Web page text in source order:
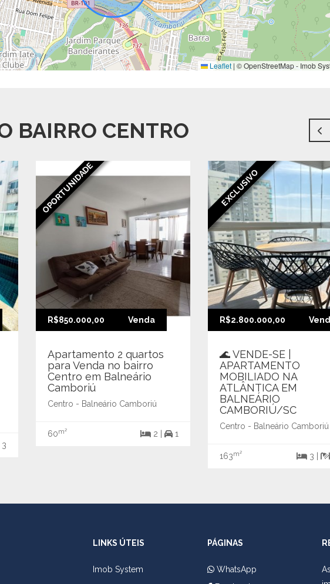
Leaflet | © OpenStreetMap - Imob
BAIRRO CENTRO
3
OPORTUNIDADE
R$850.000,00 Venda
Apartamento 2 quartos
para Venda no bairro
Centro em Balneário
Camboriú
Centro - Balneário Camboriú
60m² 2 | 1
EXCLUSIVO
R$2.800.000,00
🌊 VENDE-SE |
APARTAMENTO
MOBILIADO NA
ATLÂNTICA EM
BALNEÁRIO
CAMBORIÚ/SC
Centro - Balneário Camboriú
163m² 3 |
LINKS ÚTEIS
Imob System
PÁGINAS
WhatsApp